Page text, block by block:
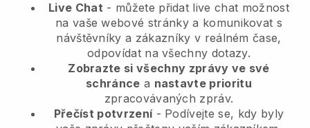
Live Chat - můžete přidat live chat možnost
na vaše webové stránky a komunikovat s
návštěvníky a zákazníky v reálném čase,
odpovídat na všechny dotazy.
Zobrazte si všechny zprávy ve své
schránce a nastavte prioritu
zpracovávaných zpráv.
Přečíst potvrzení- Podívejte se, kdy byly